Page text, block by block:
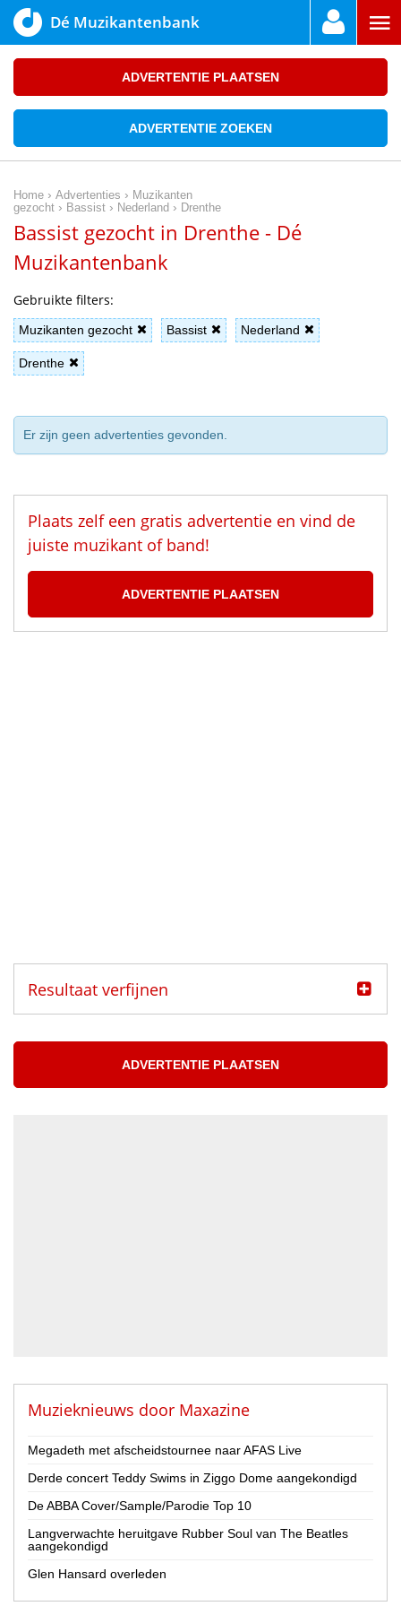
Dé Muzikantenbank
ADVERTENTIE PLAATSEN
ADVERTENTIE ZOEKEN
Home › Advertenties › Muzikanten
gezocht › Bassist › Nederland › Drenthe
Bassist gezocht in Drenthe - Dé
Muzikantenbank
Gebruikte filters:
Muzikanten gezocht Bassist Nederland
Drenthe
Er zijn geen advertenties gevonden.
Plaats zelf een gratis advertentie en vind de
juiste muzikant of band!
ADVERTENTIE PLAATSEN
Resultaat verfijnen
Muzikanten aangeboden
Muzikanten gezocht
Nederland
België
Provincie
Drenthe
Flevoland
ADVERTENTIE PLAATSEN
Muzieknieuws door Maxazine
Megadeth met afscheidstournee naar AFAS Live
Derde concert Teddy Swims in Ziggo Dome aangekondigd
De ABBA Cover/Sample/Parodie Top 10
Langverwachte heruitgave Rubber Soul van The Beatles
aangekondigd
Glen Hansard overleden